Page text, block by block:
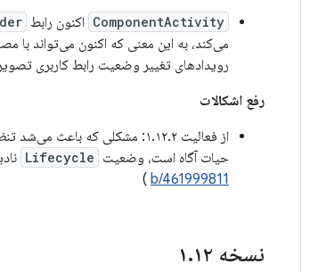
ComponentActivity اکنون رابط
می‌کند، به این معنی که اکنون می‌تواند با
رویدادهای تغییر وضعیت رابط کاربری
رفع اشکالات
از فعالیت ۱.۱۲.۲: مشکلی که باعث می‌شد تنظیم دستی
حیات آگاه است، وضعیت Lifecycle
b/461999811
)
نسخه ۱ .۱۲